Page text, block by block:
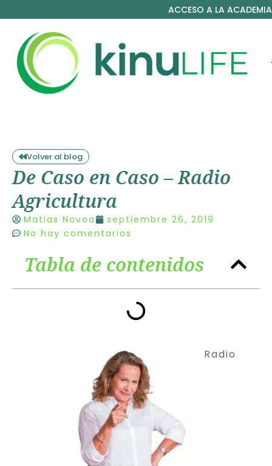
ACCESO A LA ACADEMIA
Volver al blog
De Caso en Caso – Radio
Agricultura
Matias Novoa
septiembre 26, 2019
No hay comentarios
Tabla de contenidos
Radio